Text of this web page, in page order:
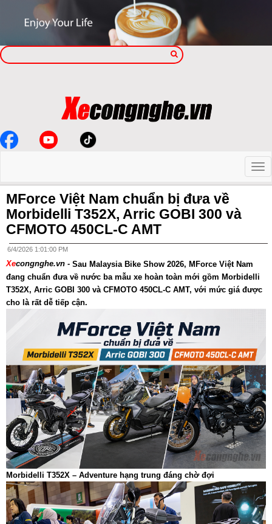
MForce Việt Nam chuẩn bị đưa về
Morbidelli T352X, Arric GOBI 300 và
CFMOTO 450CL-C AMT
6/4/2026 1:01:00 PM
Xecongnghe.vn - Sau Malaysia Bike Show 2026, MForce Việt Nam
đang chuẩn đưa về nước ba mẫu xe hoàn toàn mới gồm Morbidelli
T352X, Arric GOBI 300 và CFMOTO 450CL-C AMT, với mức giá được
cho là rất dễ tiếp cận.
Morbidelli T352X – Adventure hạng trung đáng chờ đợi